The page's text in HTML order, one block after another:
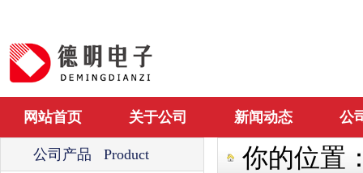
网站首页 关于公司 新闻动态 公
公司产品 Product 你的位置